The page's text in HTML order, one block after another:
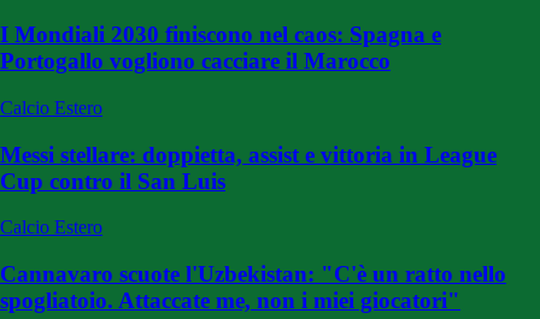
I Mondiali 2030 finiscono nel caos: Spagna e
Portogallo vogliono cacciare il Marocco
Calcio Estero
Messi stellare: doppietta, assist e vittoria in League
Cup contro il San Luis
Calcio Estero
Cannavaro scuote l'Uzbekistan: "C'è un ratto nello
spogliatoio. Attaccate me, non i miei giocatori"